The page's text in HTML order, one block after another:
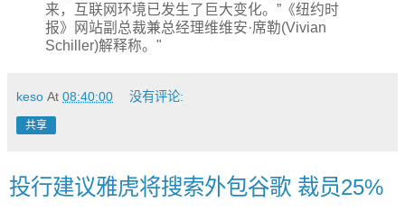
来，互联网环境已发生了巨大变化。”《纽约时
报》网站副总裁兼总经理维维安·席勒(Vivian
Schiller)解释称。"
keso At 08:40:00 没有评论:
共享
投行建议雅虎将搜索外包谷歌 裁员25%